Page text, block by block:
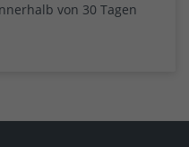
von 30 Tagen